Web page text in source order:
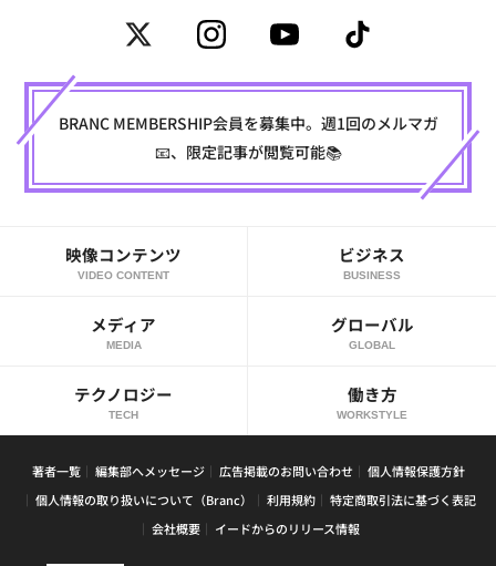
BRANC MEMBERSHIP会員を募集中。週1回のメルマガ
📧、限定記事が閲覧可能📚
映像コンテンツ
VIDEO CONTENT
ビジネス
BUSINESS
メディア
MEDIA
グローバル
GLOBAL
テクノロジー
TECH
働き方
WORKSTYLE
著者一覧 編集部へメッセージ 広告掲載のお問い合わせ
個人情報保護方針
個人情報の取り扱いについて（Branc）
利用規約
特定商取引法に基づく表記
会社概要
イードからのリリース情報